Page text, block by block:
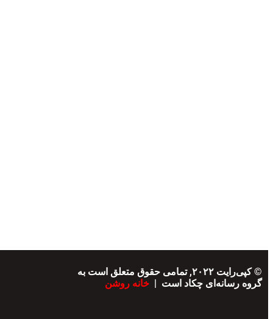
© کپی‌رایت ۲۰۲۲, تمامی حقوق متعلق است به
گروه رسانه‌ای چکاد است | خانه روشن